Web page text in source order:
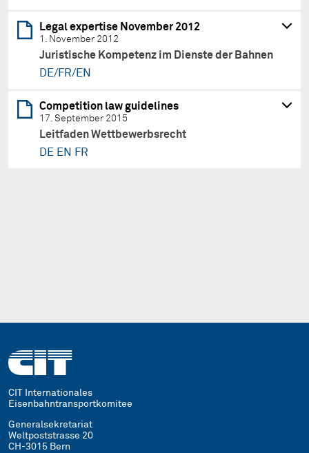
Legal expertise November 2012
1. November 2012
Juristische Kompetenz im Dienste der Bahnen
DE/FR/EN
Competition law guidelines
17. September 2015
Leitfaden Wettbewerbsrecht
DE EN FR
CIT Internationales
Eisenbahntransportkomitee
Generalsekretariat
Weltpoststrasse 20
CH-3015 Bern